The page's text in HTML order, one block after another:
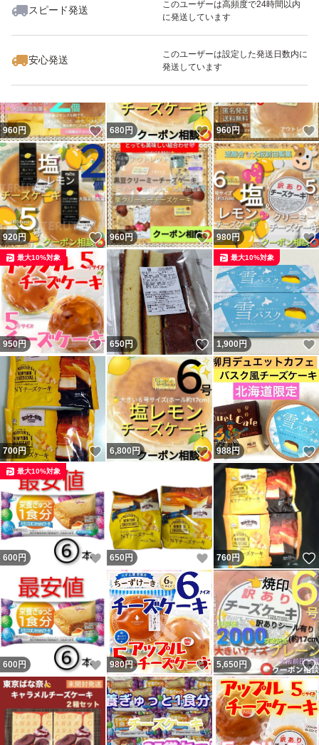
い
大阪前田製菓
遊酪舎
工場直売
アウトレット
チーズケーキ
ケーキ
アップルケーキ
アップルチーズケーキ
りんごケーキ
美味しい
特価
特売
訳あり
激安
前田製菓←他社
▼以下の件は、ご質問やご購入いただいた方のみお伝えい
たします
▼何年も迷惑行為をやめず、ウソをついてまで買い占める
卑怯者で、脅されたりしてるので仕方なく対処しています
激ヤバ異常な嘘つき鬼粘着しつこい悪質＆超自己中
複数ID迷惑系転売ヤーにダマされないようお気をつけくだ
さい
↑↑
※ガムを他人の車に
つけて逃げるのは犯罪です
スピード発送
このユーザーは高頻度で24時間以内
に発送しています
安心発送
このユーザーは設定した発送日数内に
発送しています
いいね！
9,600
960円 いいね！
680 円 いいね！
960円
920円 いいね！
960円 いいね！
980円
950円 いいね！
最大10%対象
650円 いいね！
1,900円
最大10%対象
700円 いいね！
6,800 円 いいね！
988円
600 円 いいね！
最大10%対象
650 円 いいね！
760円
600 円 いいね！
980円 いいね！
5,650 円